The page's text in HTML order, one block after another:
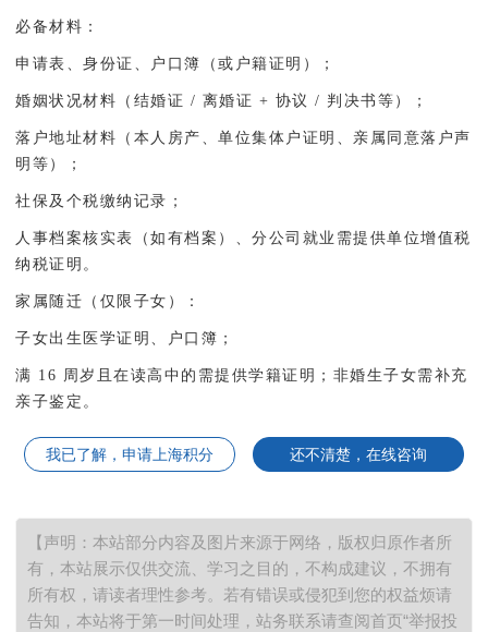
必备材料 ：
申请表、身份证、户口簿（或户籍证明）；
婚姻状况材料（结婚证 / 离婚证 + 协议 / 判决书等）；
落户地址材料（本人房产、单位集体户证明、亲属同意落户声
明等）；
社保及个税缴纳记录；
人事档案核实表（如有档案）、分公司就业需提供单位增值税
纳税证明。
家属随迁（仅限子女） ：
子女出生医学证明、户口簿；
满 16 周岁且在读高中的需提供学籍证明；非婚生子女需补充
亲子鉴定。
我已了解，申请上海积分 还不清楚，在线咨询
【声明：本站部分内容及图片来源于网络，版权归原作者所
有，本站展示仅供交流、学习之目的，不构成建议，不拥有
所有权，请读者理性参考。若有错误或侵犯到您的权益烦请
告知，本站将于第一时间处理，站务联系请查阅首页“举报投